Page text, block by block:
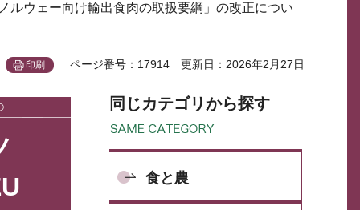
ルウェー向け輸出食肉の取扱要綱」の改正につい
印刷 ページ番号：17914 更新日：2026年2月27日
同じカテゴリから探す
食と農